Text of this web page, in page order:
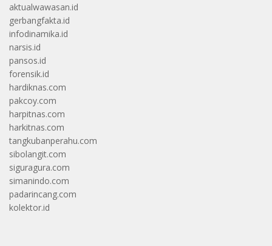
aktualwawasan.id
gerbangfakta.id
infodinamika.id
narsis.id
pansos.id
forensik.id
hardiknas.com
pakcoy.com
harpitnas.com
harkitnas.com
tangkubanperahu.com
sibolangit.com
siguragura.com
simanindo.com
padarincang.com
kolektor.id